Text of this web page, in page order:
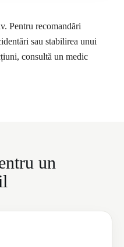
Pentru recomandări
sau stabilirea unui
consultă un medic
un